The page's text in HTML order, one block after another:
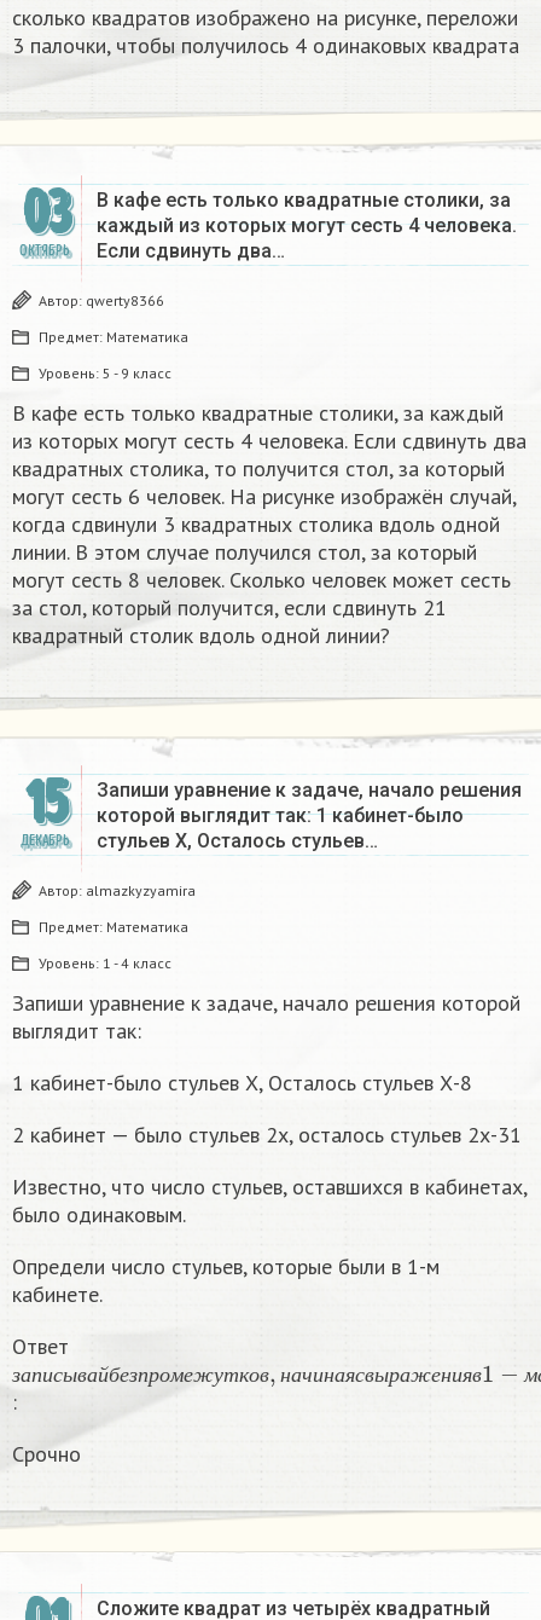
сколько квадратов изображено на рисунке, переложи
3 палочки, чтобы получилось 4 одинаковых квадрата
03
ОКТЯБРЬ
В кафе есть только квадратные столики, за
каждый из которых могут сесть 4 человека.
Если сдвинуть два…
Автор: qwerty8366
Предмет: Математика
Уровень: 5 - 9 класс
В кафе есть только квадратные столики, за каждый
из которых могут сесть 4 человека. Если сдвинуть два
квадратных столика, то получится стол, за который
могут сесть 6 человек. На рисунке изображён случай,
когда сдвинули 3 квадратных столика вдоль одной
линии. В этом случае получился стол, за который
могут сесть 8 человек. Сколько человек может сесть
за стол, который получится, если сдвинуть 21
квадратный столик вдоль одной линии?
15
ДЕКАБРЬ
Запиши уравнение к задаче, начало решения
которой выглядит так: 1 кабинет-было
стульев Х, Осталось стульев…
Автор: almazkyzyamira
Предмет: Математика
Уровень: 1 - 4 класс
Запиши уравнение к задаче, начало решения которой
выглядит так:
1 кабинет-было стульев Х, Осталось стульев Х-8
2 кабинет — было стульев 2х, осталось стульев 2х-31
Известно, что число стульев, оставшихся в кабинетах,
было одинаковым.
Определи число стульев, которые были в 1-м
кабинете.
Ответ
з а п и с ыв а й б е з п р оме ж у т к о в на ч инаясв ыра жен ияв м
запис ж
:
Срочно
Сложите квадрат из четырёх квадратный